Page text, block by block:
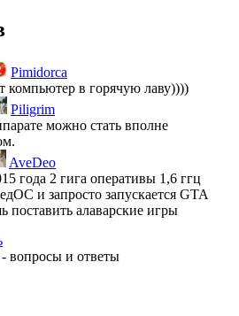
Pimidorca
компьютер в горячую лаву))))
Piligrim
можно стать вполне
AveDeo
года 2 гига оперативы 1,6 ггц
и запросто запускается GTA
поставить алаварские игры
вопросы и ответы